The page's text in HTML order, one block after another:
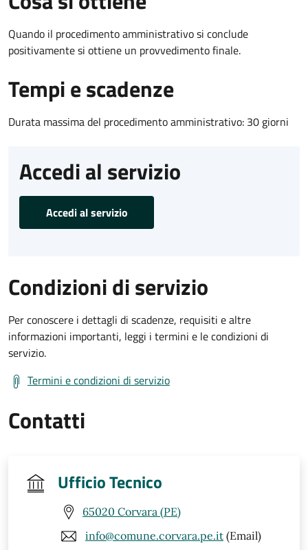
Quando il procedimento amministrativo si conclude
positivamente si ottiene un provvedimento finale.
Tempi e scadenze
Durata massima del procedimento amministrativo: 30 giorni
Accedi al servizio
Accedi al servizio
Condizioni di servizio
Per conoscere i dettagli di scadenze, requisiti e altre
informazioni importanti, leggi i termini e le condizioni di
servizio.
Termini e condizioni di servizio
Contatti
Ufficio Tecnico
65020 Corvara (PE)
info@comune.corvara.pe.it (Email)